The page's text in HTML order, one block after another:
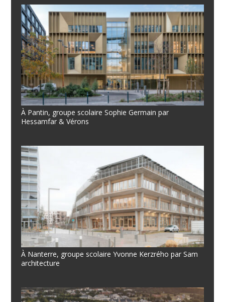
À Pantin, groupe scolaire Sophie Germain par
Hessamfar & Vérons
À Nanterre, groupe scolaire Yvonne Kerzrého par Sam
architecture